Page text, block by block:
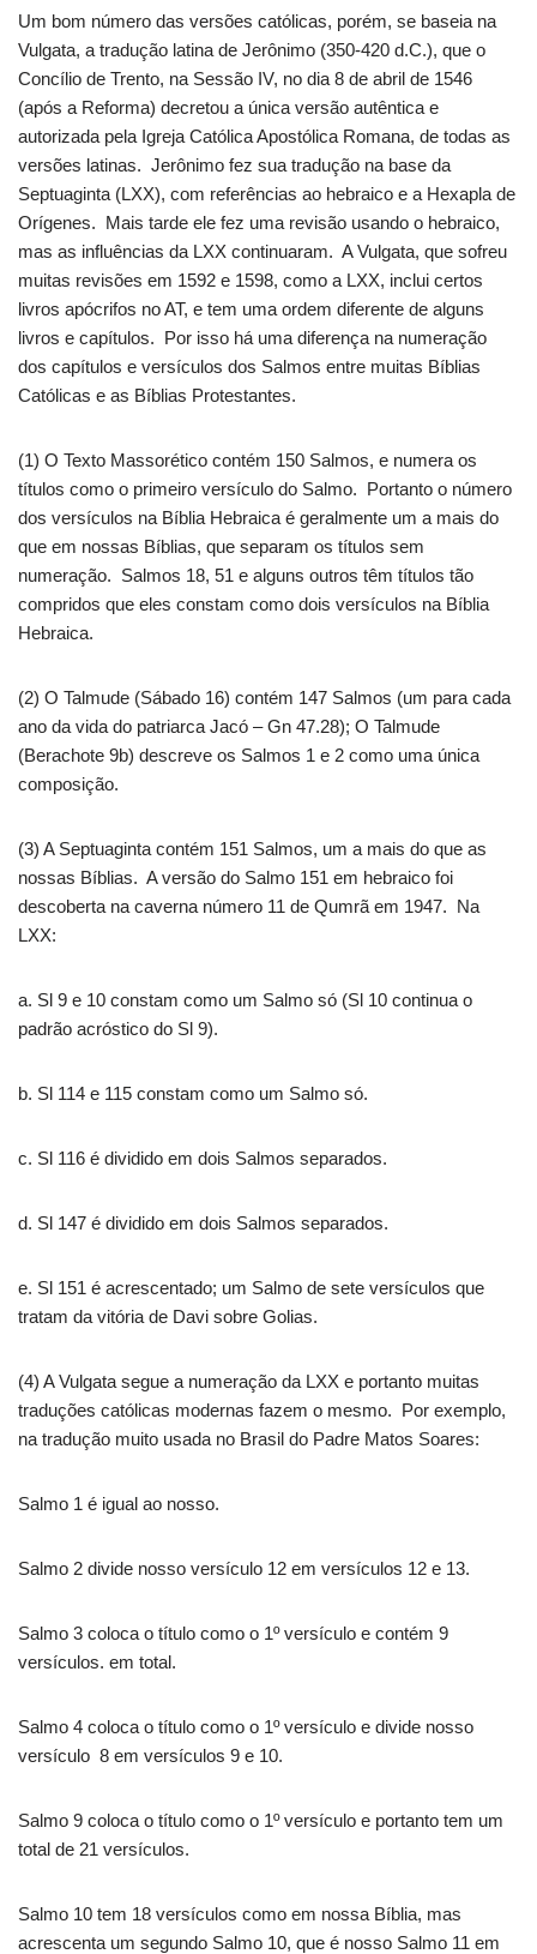
Um bom número das versões católicas, porém, se baseia na
Vulgata, a tradução latina de Jerônimo (350-420 d.C.), que o
Concílio de Trento, na Sessão IV, no dia 8 de abril de 1546
(após a Reforma) decretou a única versão autêntica e
autorizada pela Igreja Católica Apostólica Romana, de todas as
versões latinas. Jerônimo fez sua tradução na base da
Septuaginta (LXX), com referências ao hebraico e a Hexapla de
Orígenes. Mais tarde ele fez uma revisão usando o hebraico,
mas as influências da LXX continuaram. A Vulgata, que sofreu
muitas revisões em 1592 e 1598, como a LXX, inclui certos
livros apócrifos no AT, e tem uma ordem diferente de alguns
livros e capítulos. Por isso há uma diferença na numeração
dos capítulos e versículos dos Salmos entre muitas Bíblias
Católicas e as Bíblias Protestantes.
(1) O Texto Massorético contém 150 Salmos, e numera os
títulos como o primeiro versículo do Salmo. Portanto o número
dos versículos na Bíblia Hebraica é geralmente um a mais do
que em nossas Bíblias, que separam os títulos sem
numeração. Salmos 18, 51 e alguns outros têm títulos tão
compridos que eles constam como dois versículos na Bíblia
Hebraica.
(2) O Talmude (Sábado 16) contém 147 Salmos (um para cada
ano da vida do patriarca Jacó – Gn 47.28); O Talmude
(Berachote 9b) descreve os Salmos 1 e 2 como uma única
composição.
(3) A Septuaginta contém 151 Salmos, um a mais do que as
nossas Bíblias. A versão do Salmo 151 em hebraico foi
descoberta na caverna número 11 de Qumrã em 1947. Na
LXX:
a. Sl 9 e 10 constam como um Salmo só (Sl 10 continua o
padrão acróstico do Sl 9).
b. Sl 114 e 115 constam como um Salmo só.
c. Sl 116 é dividido em dois Salmos separados.
d. Sl 147 é dividido em dois Salmos separados.
e. Sl 151 é acrescentado; um Salmo de sete versículos que
tratam da vitória de Davi sobre Golias.
(4) A Vulgata segue a numeração da LXX e portanto muitas
traduções católicas modernas fazem o mesmo. Por exemplo,
na tradução muito usada no Brasil do Padre Matos Soares:
Salmo 1 é igual ao nosso.
Salmo 2 divide nosso versículo 12 em versículos 12 e 13.
Salmo 3 coloca o título como o 1º versículo e contém 9
versículos. em total.
Salmo 4 coloca o título como o 1º versículo e divide nosso
versículo 8 em versículos 9 e 10.
Salmo 9 coloca o título como o 1º versículo e portanto tem um
total de 21 versículos.
Salmo 10 tem 18 versículos como em nossa Bíblia, mas
acrescenta um segundo Salmo 10, que é nosso Salmo 11 em